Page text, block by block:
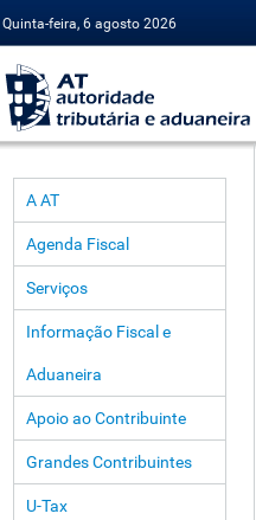
Quinta-feira, 6 agosto 2026
A AT
Agenda Fiscal
Serviços
Informação Fiscal e
Aduaneira
Apoio ao Contribuinte
Grandes Contribuintes
U-Tax